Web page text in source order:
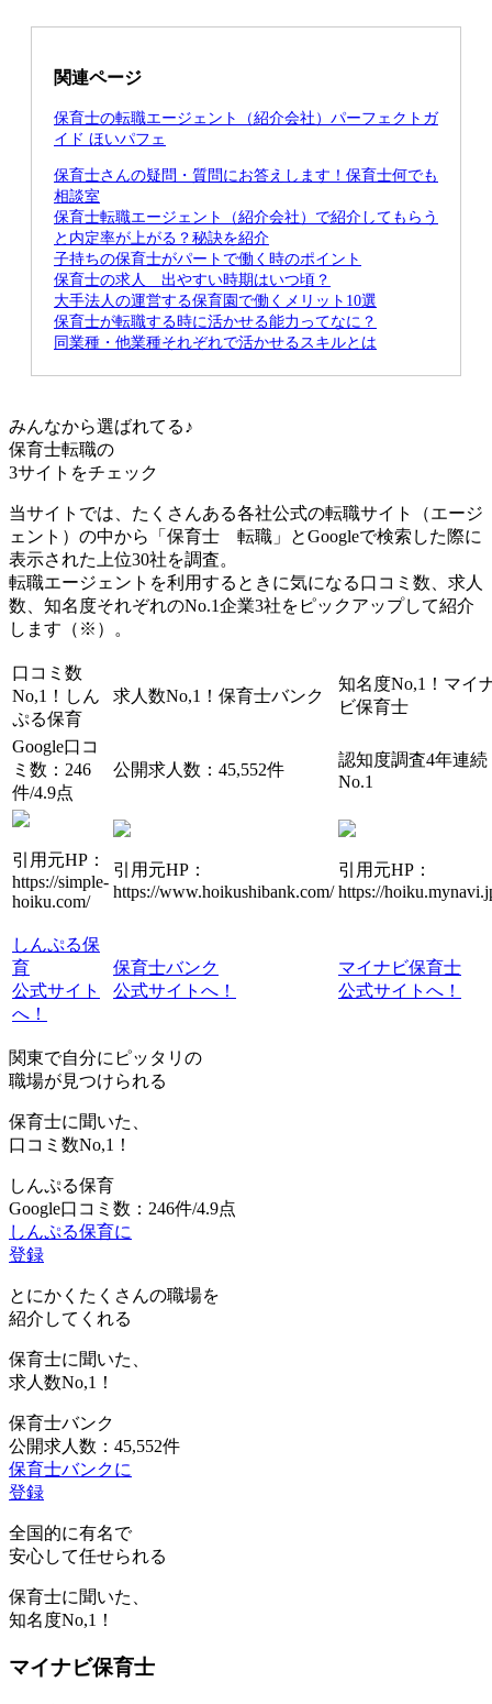
関連ページ
保育士の転職エージェント（紹介会社）パーフェクトガ
イド ほいパフェ
保育士さんの疑問・質問にお答えします！保育士何でも
相談室
保育士転職エージェント（紹介会社）で紹介してもらう
と内定率が上がる？秘訣を紹介
子持ちの保育士がパートで働く時のポイント
保育士の求人 出やすい時期はいつ頃？
大手法人の運営する保育園で働くメリット10選
保育士が転職する時に活かせる能力ってなに？
同業種・他業種それぞれで活かせるスキルとは
みんなから選ばれてる♪
保育士転職の
3サイト をチェック
当サイトでは、たくさんある各社公式の転職サイト（エージ
ェント）の中から「保育士 転職」とGoogleで検索した際に
表示された上位30社を調査。
転職エージェントを利用するときに気になる口コミ数、求人
数、知名度それぞれのNo.1企業3社をピックアップして紹介
します（※）。
口コミ数
No,1！ しん
ぷる保育
求人数No,1！ 保育士バンク
知名度No,1！ マイ
ビ保育士
Google口コ
ミ数：246
件/4.9点
公開求人数：45,552件
認知度調査4年連続
No.1
引用元HP：
https://simple-
hoiku.com/
引用元HP：
https://www.hoikushibank.com/
引用元HP：
https://
しんぷる保
育
公式サイト
へ！
保育士バンク
公式サイトへ！
マイナビ保育士
公式サイトへ！
関東で自分にピッタリの
職場が見つけられる
保育士に聞いた、
口コミ数No,1！
しんぷる保育
Google口コミ数：246件/4.9点
しんぷる保育に
登録
とにかくたくさんの職場を
紹介してくれる
保育士に聞いた、
求人数No,1！
保育士バンク
公開求人数：45,552件
保育士バンクに
登録
全国的に有名で
安心して任せられる
保育士に聞いた、
知名度No,1！
マイナビ保育士